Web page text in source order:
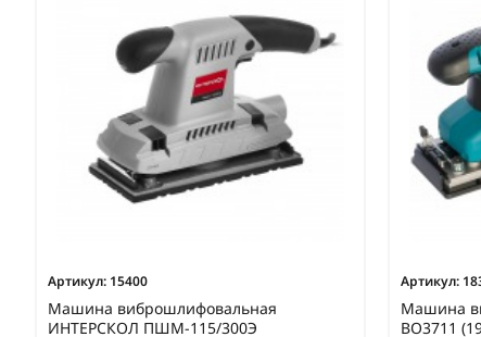
Артикул: 15400
Машина виброшлифовальная
ИНТЕРСКОЛ ПШМ-115/300Э
Артикул:
Машина
BO3711